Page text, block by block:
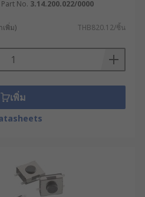
No. 3.14.200.022/0000
พิ่ม) THB820.12/ชิ้น
เพิ่ม